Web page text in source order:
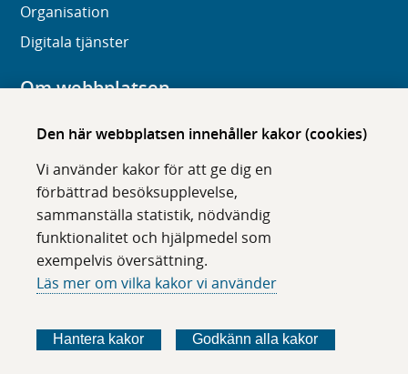
Den här webbplatsen innehåller kakor (cookies)
Vi använder kakor för att ge dig en
förbättrad besöksupplevelse,
sammanställa statistik, nödvändig
funktionalitet och hjälpmedel som
exempelvis översättning.
Läs mer om vilka kakor vi använder
Hantera kakor Godkänn alla kakor
Organisation
Digitala tjänster
Om webbplatsen
Om karolinska.se
Tillgänglighet
Om cookies
Följ oss i sociala medier
l
l
l